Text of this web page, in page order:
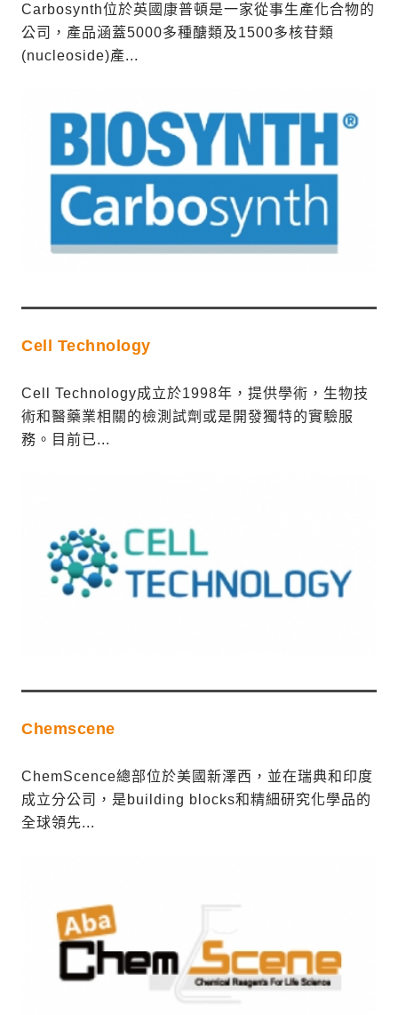
Carbosynth位於英國康普頓是一家從事生產化合物的
公司，產品涵蓋5000多種醣類及1500多核苷類
(nucleoside)產...
Cell Technology
Cell Technology成立於1998年，提供學術，生物技
術和醫藥業相關的檢測試劑或是開發獨特的實驗服
務。目前已...
Chemscene
ChemScence總部位於美國新澤西，並在瑞典和印度
成立分公司，是building blocks和精細研究化學品的
全球領先...